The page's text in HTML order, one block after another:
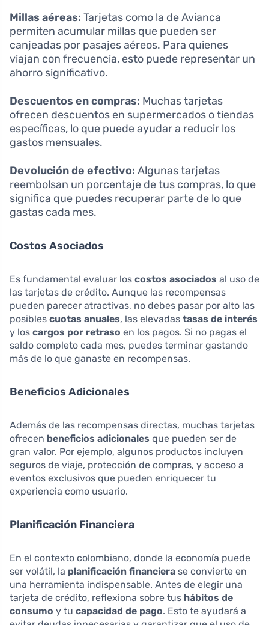
Millas aéreas: Tarjetas como la de Avianca
permiten acumular millas que pueden ser
canjeadas por pasajes aéreos. Para quienes
viajan con frecuencia, esto puede representar un
ahorro significativo.
Descuentos en compras: Muchas tarjetas
ofrecen descuentos en supermercados o tiendas
específicas, lo que puede ayudar a reducir los
gastos mensuales.
Devolución de efectivo: Algunas tarjetas
reembolsan un porcentaje de tus compras, lo que
significa que puedes recuperar parte de lo que
gastas cada mes.
Costos Asociados
Es fundamental evaluar los costos asociados al uso de
las tarjetas de crédito. Aunque las recompensas
pueden parecer atractivas, no debes pasar por alto las
posibles cuotas anuales, las elevadas tasas de interés
y los cargos por retraso en los pagos. Si no pagas el
saldo completo cada mes, puedes terminar gastando
más de lo que ganaste en recompensas.
Beneficios Adicionales
Además de las recompensas directas, muchas tarjetas
ofrecen beneficios adicionales que pueden ser de
gran valor. Por ejemplo, algunos productos incluyen
seguros de viaje, protección de compras, y acceso a
eventos exclusivos que pueden enriquecer tu
experiencia como usuario.
Planificación Financiera
En el contexto colombiano, donde la economía puede
ser volátil, la planificación financiera se convierte en
una herramienta indispensable. Antes de elegir una
tarjeta de crédito, reflexiona sobre tus hábitos de
consumo y tu capacidad de pago. Esto te ayudará a